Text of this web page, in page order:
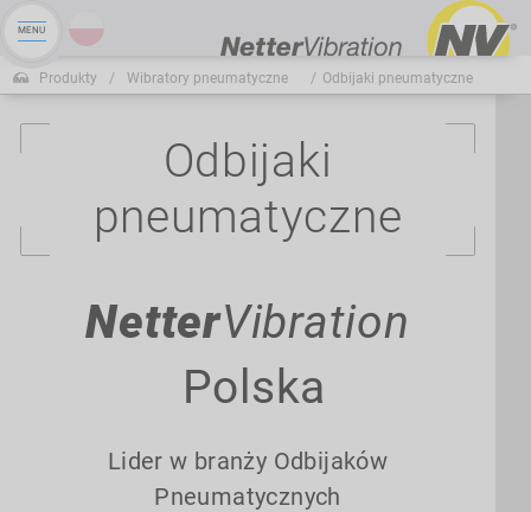
Produkty Wibratory pneumatyczne Odbijaki pneumatyczne
Odbijaki
pneumatyczne
NetterVibration
Polska
Lider w branży Odbijaków
Pneumatycznych